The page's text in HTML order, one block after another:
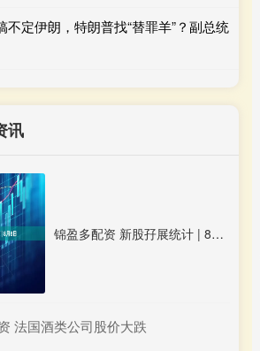
不定伊朗，特朗普找“替罪羊”？副总统
讯
锦盈多配资 新股孖展统计 | 8月8日
法国酒类公司股价大跌